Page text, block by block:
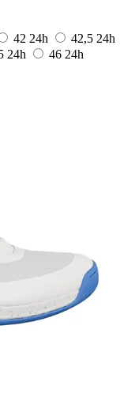
42 24h 42,5 24h
24h 46 24h